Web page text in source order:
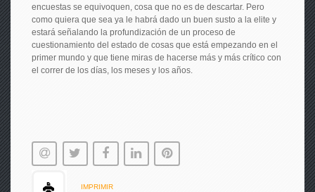
encuestas se equivoquen, cosa que no es de descartar. Pero
como quiera que sea ya le habrá dado un buen susto a la elite y
estará señalando la profundización de un proceso de
cuestionamiento del estado de cosas que está empezando en el
primer mundo y que tiene miras de hacerse más y más crítico con
el correr de los días, los meses y los años.
IMPRIMIR